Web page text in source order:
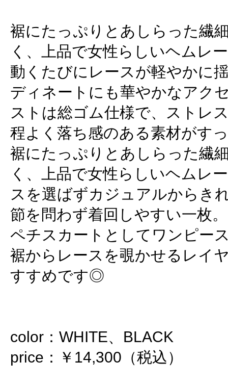
裾にたっぷりとあしらった繊
く、上品で女性らしいヘムレ
動くたびにレースが軽やかに
ディネートにも華やかなアク
ストは総ゴム仕様で、ストレ
程よく落ち感のある素材がす
裾にたっぷりとあしらった繊
く、上品で女性らしいヘムレ
スを選ばずカジュアルからき
節を問わず着回しやすい一枚。
ペチスカートとしてワンピー
裾からレースを覗かせるレイ
すすめです◎
color：WHITE、BLACK
price：￥14,300（税込）